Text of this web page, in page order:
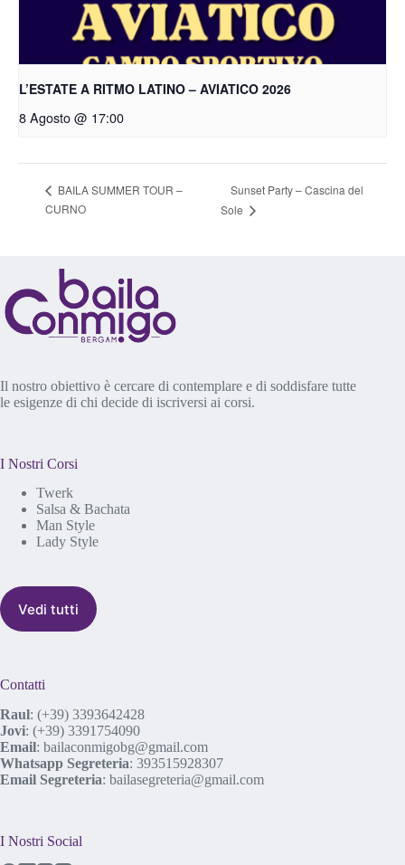
L’ESTATE A RITMO LATINO – AVIATICO 2026
8 Agosto @ 17:00
BAILA SUMMER TOUR –
CURNO
Sunset Party – Cascina del
Sole
Il nostro obiettivo è cercare di contemplare e di soddisfare tutte
le esigenze di chi decide di iscriversi ai corsi.
I Nostri Corsi
Twerk
Salsa & Bachata
Man Style
Lady Style
Vedi tutti
Contatti
Raul: (+39) 3393642428
Jovi: (+39) 3391754090
Email: bailaconmigobg@gmail.com
Whatsapp Segreteria: 393515928307
Email Segreteria: bailasegreteria@gmail.com
I Nostri Social